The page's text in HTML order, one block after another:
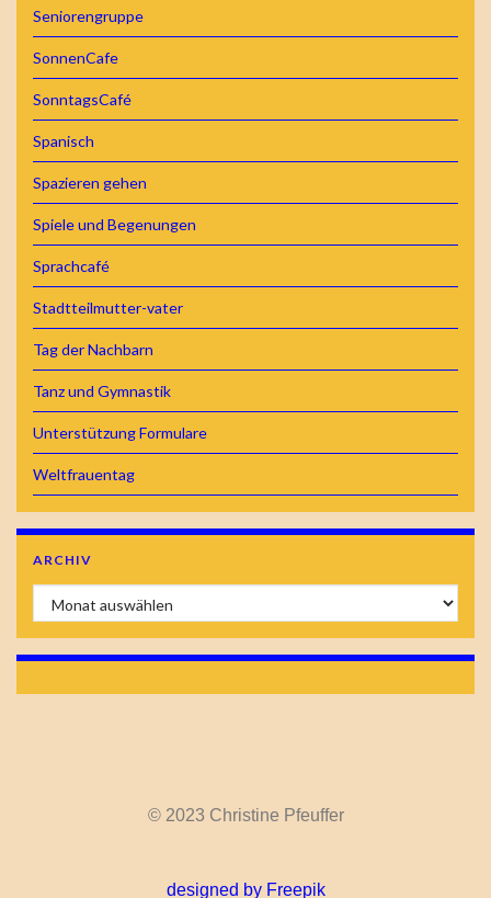
Seniorengruppe
SonnenCafe
SonntagsCafé
Spanisch
Spazieren gehen
Spiele und Begenungen
Sprachcafé
Stadtteilmutter-vater
Tag der Nachbarn
Tanz und Gymnastik
Unterstützung Formulare
Weltfrauentag
ARCHIV
© 2023 Christine Pfeuffer
designed by Freepik